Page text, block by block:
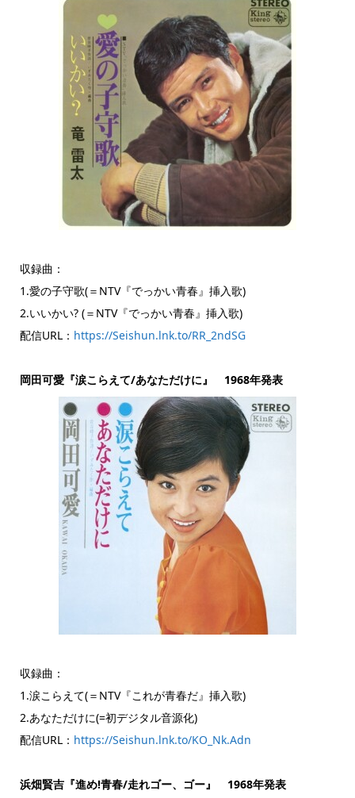
収録曲：
1.愛の子守歌(＝NTV『でっかい青春』挿入歌)
2.いいかい? (＝NTV『でっかい青春』挿入歌)
配信URL： https://Seishun.lnk.to/RR_2ndSG
岡田可愛『涙こらえて/あなただけに』 1968年発表
収録曲：
1.涙こらえて(＝NTV『これが青春だ』挿入歌)
2.あなただけに(=初デジタル音源化)
配信URL： https://Seishun.lnk.to/KO_Nk.Adn
浜畑賢吉『進め!青春/走れゴー、ゴー』 1968年発表